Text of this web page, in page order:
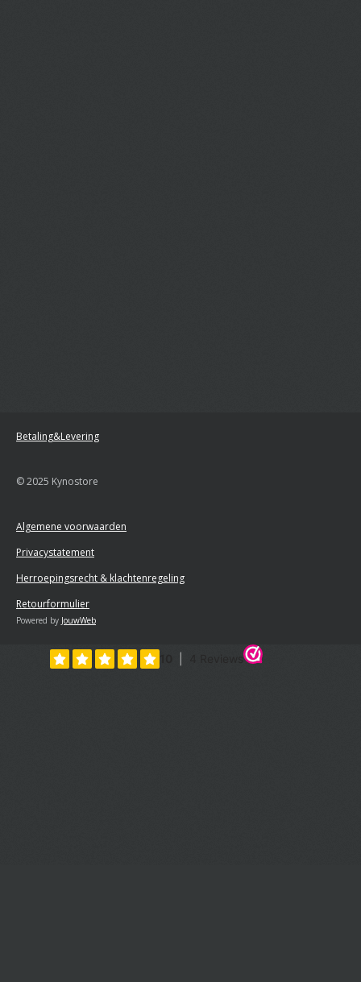
Betaling&Levering
© 2025 Kynostore
Algemene voorwaarden
Privacystatement
Herroepingsrecht & klachtenregeling
Retourformulier
Powered by JouwWeb